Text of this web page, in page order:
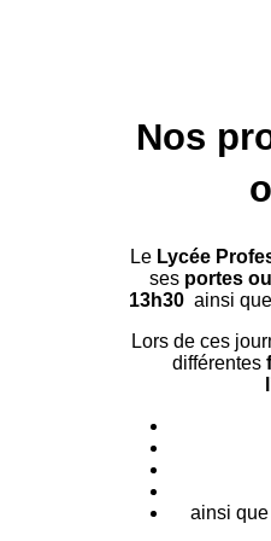
Nos
Le Lycée
ses portes
13h30 ainsi
Lors de ces
différentes
ainsi